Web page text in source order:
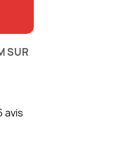
SUR
avis